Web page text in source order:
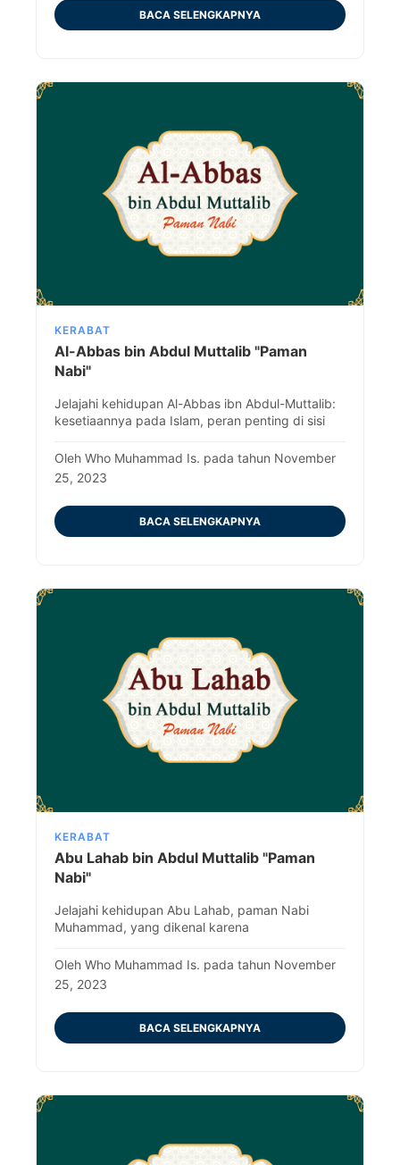
BACA SELENGKAPNYA
KERABAT
Al-Abbas bin Abdul Muttalib "Paman
Nabi"
Jelajahi kehidupan Al-Abbas ibn Abdul-Muttalib:
kesetiaannya pada Islam, peran penting di sisi
Oleh Who Muhammad Is. pada tahun November
25, 2023
BACA SELENGKAPNYA
KERABAT
Abu Lahab bin Abdul Muttalib "Paman
Nabi"
Jelajahi kehidupan Abu Lahab, paman Nabi
Muhammad, yang dikenal karena
Oleh Who Muhammad Is. pada tahun November
25, 2023
BACA SELENGKAPNYA